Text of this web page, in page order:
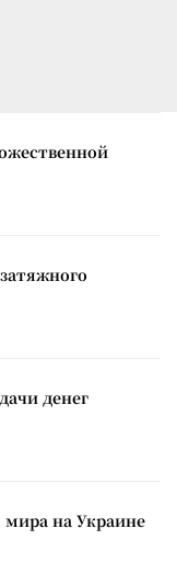
денег
мира на Украине